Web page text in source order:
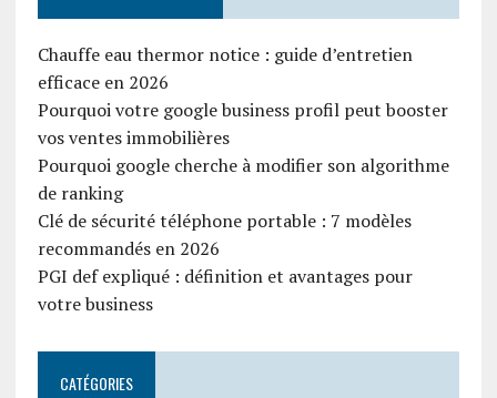
Chauffe eau thermor notice : guide d’entretien
efficace en 2026
Pourquoi votre google business profil peut booster
vos ventes immobilières
Pourquoi google cherche à modifier son algorithme
de ranking
Clé de sécurité téléphone portable : 7 modèles
recommandés en 2026
PGI def expliqué : définition et avantages pour
votre business
CATÉGORIES